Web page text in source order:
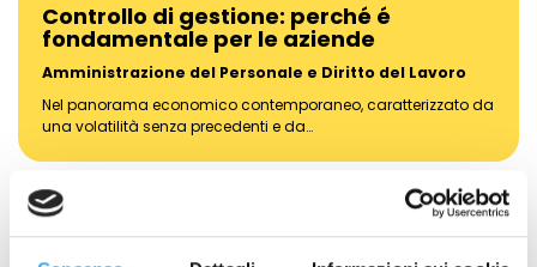
Controllo di gestione: perché é
fondamentale per le aziende
Amministrazione del Personale e Diritto del Lavoro
Nel panorama economico contemporaneo, caratterizzato da
una volatilità senza precedenti e da…